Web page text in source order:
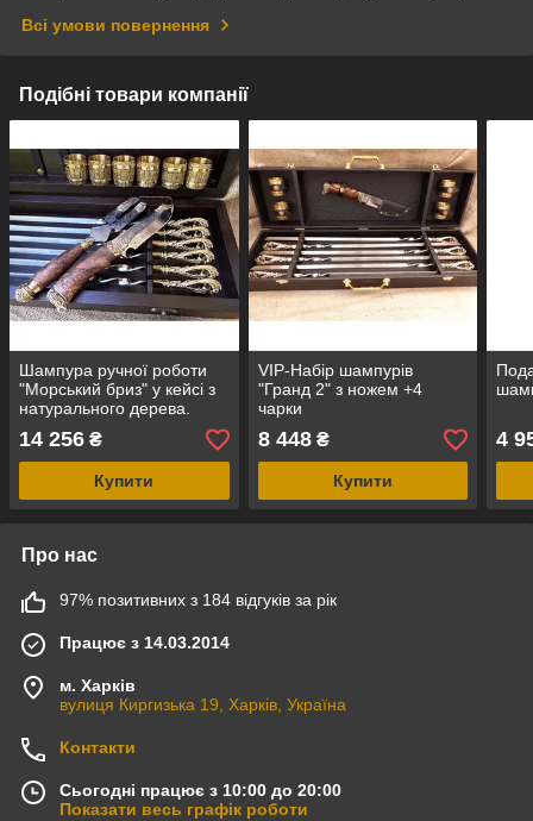
Всі умови повернення
Подібні товари компанії
Шампура ручної роботи
"Морський бриз" у кейсі з
натурального дерева.
Набір шампурів із чарками
в кейсі
14 256 ₴
Купити
VIP-Набір шампурів
"Гранд 2" з ножем +4
чарки
8 448₴
Купити
4
Про нас
97% позитивних з 184 відгуків за рік
Працює з 14.03.2014
м. Харків
вулиця Киргизька 19, Харків, Україна
Контакти
Сьогодні працює з 10:00 до 20:00
Показати весь графік роботи